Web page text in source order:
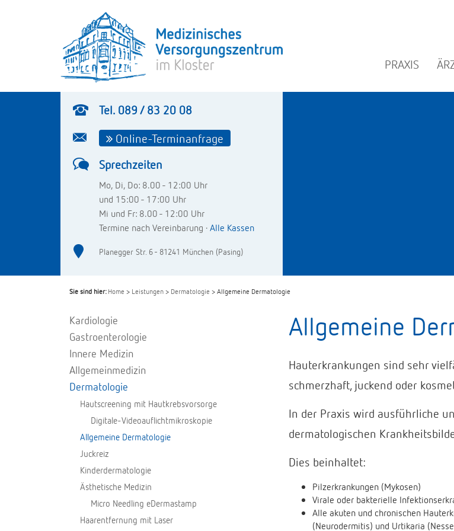
PRAXIS
Tel. 089 / 83 20 08
Online-Terminanfrage
Sprechzeiten
Mo, Di, Do: 8.00 - 12:00 Uhr
und 15:00 - 17:00 Uhr
Mi und Fr: 8.00 - 12:00 Uhr
Termine nach Vereinbarung ·Alle Kassen
Planegger Str. 6 - 81241 München (Pasing)
Sie sind hier:Home > Leistungen> Dermatologie > Allgemeine Dermatologie
Kardiologie
Gastroenterologie
Innere Medizin
Allgemeinmedizin
Dermatologie
Hautscreening mit Hautkrebsvorsorge
Digitale-Videoauflichtmikroskopie
Allgemeine Dermatologie
Juckreiz
Kinderdermatologie
Ästhetische Medizin
Micro Needling eDermastamp
Haarentfernung mit Laser
Allgemeine
Hauterkrankungen sind sehr
schmerzhaft, juckend oder
In der Praxis wird ausführliche
dermatologischen
Dies beinhaltet:
Pilzerkrankungen (Mykosen)
Virale oder bakterielle
Alle akuten und chronischen
(Neurodermitis) und Urtikaria